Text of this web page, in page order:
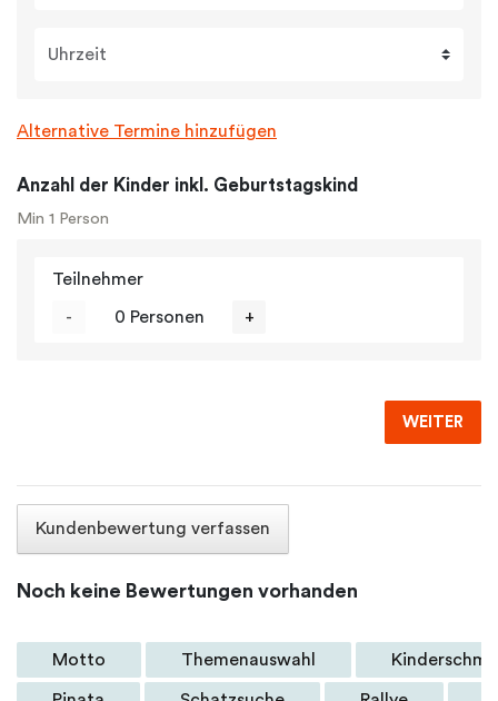
Uhrzeit
Alternative Termine hinzufügen
Anzahl der Kinder inkl. Geburtstagskind
Min 1 Person
Teilnehmer
- 0 Personen +
WEITER
Kundenbewertung verfassen
Noch keine Bewertungen vorhanden
Motto Themenauswahl